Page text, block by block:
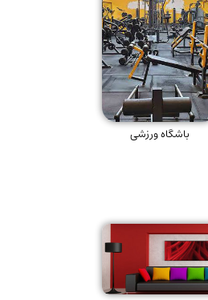
باشگاه ورزشی